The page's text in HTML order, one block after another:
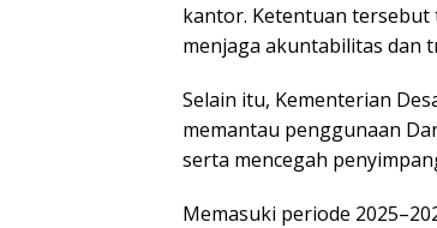
kantor. Ketentuan tersebut
menjaga akuntabilitas dan
Selain itu, Kementerian
memantau penggunaan
serta mencegah
Memasuki periode